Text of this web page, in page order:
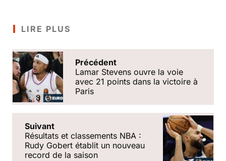
LIRE PLUS
Précédent
Lamar Stevens ouvre la voie
avec 21 points dans la victoire à
Paris
Suivant
Résultats et classements NBA :
Rudy Gobert établit un nouveau
record de la saison